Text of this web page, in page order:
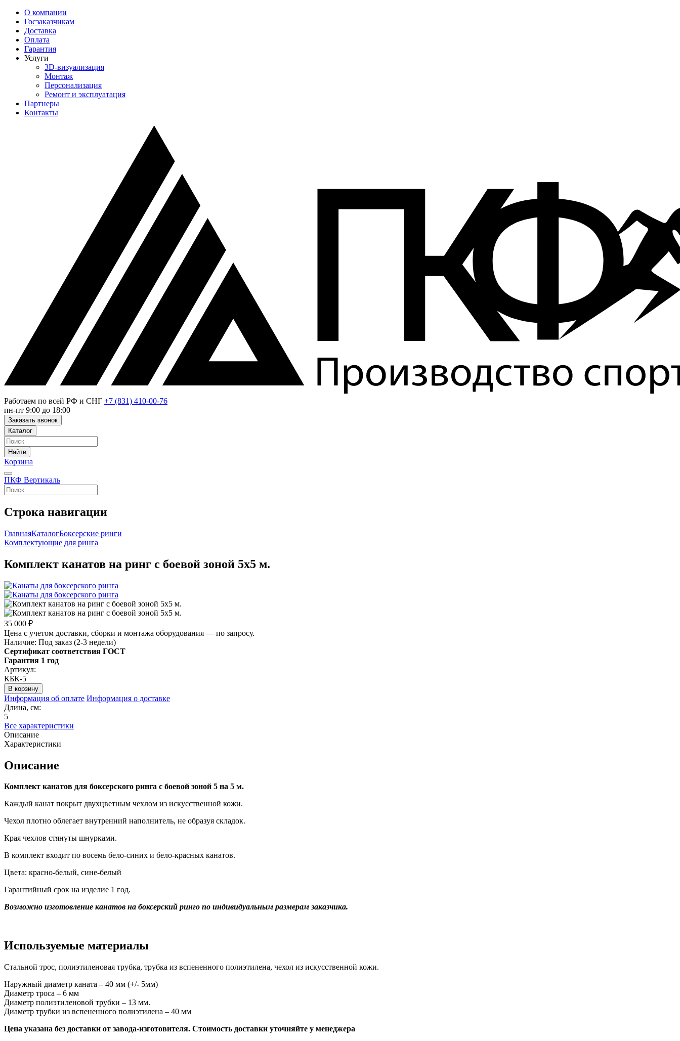
О компании
Госзаказчикам
Доставка
Оплата
Гарантия
Услуги
3D-визуализация
Монтаж
Персонализация
Ремонт и эксплуатация
Партнеры
Контакты
Работаем по всей РФ и СНГ +7 (831) 410-00-76
пн-пт 9:00 до 18:00
Заказать звонок
Каталог
Найти
Корзина
ПКФ Вертикаль
Строка навигации
ГлавнаяКаталогБоксерские ринги
Комплектующие для ринга
Комплект канатов на ринг с боевой зоной 5х5 м.
35 000 ₽
Цена с учетом доставки, сборки и монтажа оборудования — по запросу.
Наличие: Под заказ (2-3 недели)
Сертификат соответствия ГОСТ
Гарантия 1 год
Артикул:
КБК-5
Информация об оплате Информация о доставке
Длина, см:
5
Все характеристики
Описание
Характеристики
Описание
Комплект канатов для боксерского ринга с боевой зоной 5 на 5 м.
Каждый канат покрыт двухцветным чехлом из искусственной кожи.
Чехол плотно облегает внутренний наполнитель, не образуя складок.
Края чехлов стянуты шнурками.
В комплект входит по восемь бело-синих и бело-красных канатов.
Цвета: красно-белый, сине-белый
Гарантийный срок на изделие 1 год.
Возможно изготовление канатов на боксерский ринго по индивидуальным размерам заказчика.
Используемые материалы
Стальной трос, полиэтиленовая трубка, трубка из вспененного полиэтилена, чехол из искусственной кожи.
Наружный диаметр каната – 40 мм (+/- 5мм)
Диаметр троса – 6 мм
Диаметр полиэтиленовой трубки – 13 мм.
Диаметр трубки из вспененного полиэтилена – 40 мм
Цена указана без доставки от завода-изготовителя. Стоимость доставки уточняйте у менеджера